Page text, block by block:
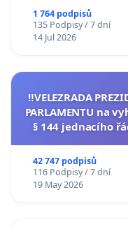
1 764 podpisů
135 Podpisy / 7 dní
14 Jul 2026
‼️VELEZRADA
PARLAMENTU na
§ 144 jednacího
42 747 podpisů
116 Podpisy / 7 dní
19 May 2026